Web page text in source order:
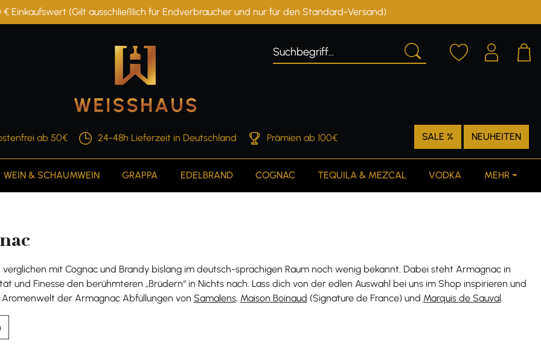
Einkaufswert (Gilt ausschließlich für Endverbraucher und nur für den Standard-Versand)
ab 50€ 24-48h Lieferzeit in Deutschland Prämien ab 100€ SALE % NEUHEITEN
WEIN & SCHAUMWEIN GRAPPA EDELBRAND COGNAC TEQUILA & MEZCAL VODKA MEHR
mit Cognac und Brandy bislang im deutsch-sprachigen Raum noch wenig bekannt. Dabei steht Armagnac in
und Finesse den berühmteren „Brüdern“ in Nichts nach. Lass dich von der edlen Auswahl bei uns im Shop inspirieren und
der Armagnac Abfüllungen von Samalens, Maison Boinaud (Signature de France) und Marquis de Sauval